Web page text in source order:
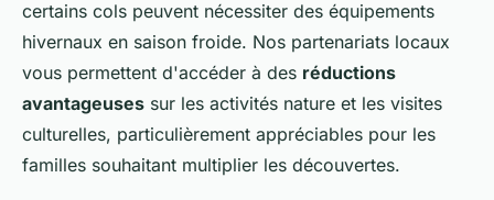
certains cols peuvent nécessiter des équipements
hivernaux en saison froide. Nos partenariats locaux
vous permettent d'accéder à des réductions
avantageuses sur les activités nature et les visites
culturelles, particulièrement appréciables pour les
familles souhaitant multiplier les découvertes.